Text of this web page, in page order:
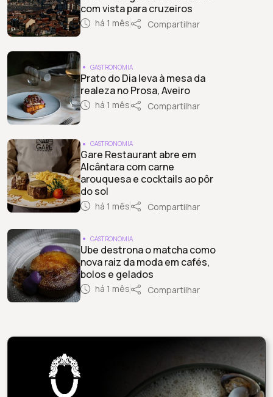
com vista para cruzeiros
há 1 mês Compartilhar
GASTRONOMIA
Prato do Dia leva à mesa da
realeza no Prosa, Aveiro
há 1 mês Compartilhar
GASTRONOMIA
Gare Restaurant abre em
Alcântara com carne
arouquesa e cocktails ao pôr
do sol
há 1 mês Compartilhar
GASTRONOMIA
Ube destrona o matcha como
nova raiz da moda em cafés,
bolos e gelados
há 1 mês Compartilhar